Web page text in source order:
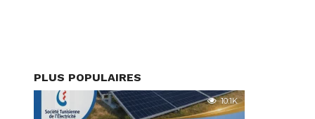
PLUS POPULAIRES
10.1K